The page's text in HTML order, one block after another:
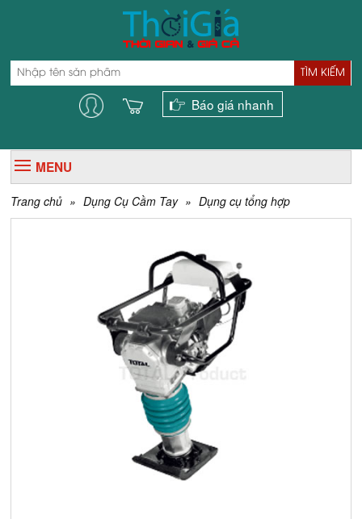
TÌM KIẾM
Báo giá nhanh
MENU
Trang chủ » Dụng Cụ Cầm Tay » Dụng cụ tổng hợp